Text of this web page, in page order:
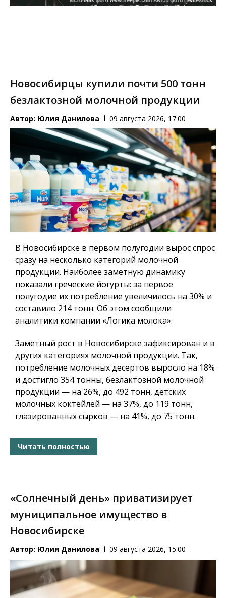
Новосибирцы купили почти 500 тонн
безлактозной молочной продукции
Автор: Юлия Данилова 09 августа 2026, 17:00
В Новосибирске в первом полугодии вырос спрос
сразу на несколько категорий молочной
продукции. Наиболее заметную динамику
показали греческие йогурты: за первое
полугодие их потребление увеличилось на 30% и
составило 214 тонн. Об этом сообщили
аналитики компании «Логика молока».
Заметный рост в Новосибирске зафиксирован и в
других категориях молочной продукции. Так,
потребление молочных десертов выросло на 18%
и достигло 354 тонны, безлактозной молочной
продукции — на 26%, до 492 тонн, детских
молочных коктейлей — на 37%, до 119 тонн,
глазированных сырков — на 41%, до 75 тонн.
Читать полностью
«Солнечный день» приватизирует
муниципальное имущество в
Новосибирске
Автор: Юлия Данилова 09 августа 2026, 15:00